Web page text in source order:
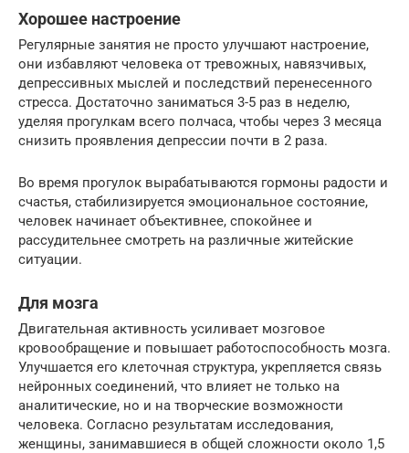
Хорошее настроение
Регулярные занятия не просто улучшают настроение,
они избавляют человека от тревожных, навязчивых,
депрессивных мыслей и последствий перенесенного
стресса. Достаточно заниматься 3-5 раз в неделю,
уделяя прогулкам всего полчаса, чтобы через 3 месяца
снизить проявления депрессии почти в 2 раза.
Во время прогулок вырабатываются гормоны радости и
счастья, стабилизируется эмоциональное состояние,
человек начинает объективнее, спокойнее и
рассудительнее смотреть на различные житейские
ситуации.
Для мозга
Двигательная активность усиливает мозговое
кровообращение и повышает работоспособность мозга.
Улучшается его клеточная структура, укрепляется связь
нейронных соединений, что влияет не только на
аналитические, но и на творческие возможности
человека. Согласно результатам исследования,
женщины, занимавшиеся в общей сложности около 1,5